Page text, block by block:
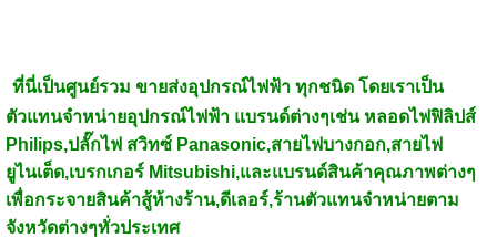
ที่นี่เป็นศูนย์รวม ขายส่งอุปกรณ์ไฟฟ้า ทุกชนิด โดยเราเป็น
ตัวแทนจำหน่ายอุปกรณ์ไฟฟ้าแบรนด์ต่างๆเช่น หลอดไฟฟิลิปส์
Philips,ปลั๊กไฟ สวิทซ์ Panasonic,สายไฟบางกอก,สายไฟ
ยูไนเต็ด,เบรกเกอร์ Mitsubishi,และแบรนด์สินค้าคุณภาพต่างๆ
เพื่อกระจายสินค้าสู้ห้างร้าน,ดีเลอร์,ร้านตัวแทนจำหน่ายตาม
จังหวัดต่างๆทั่วประเทศ